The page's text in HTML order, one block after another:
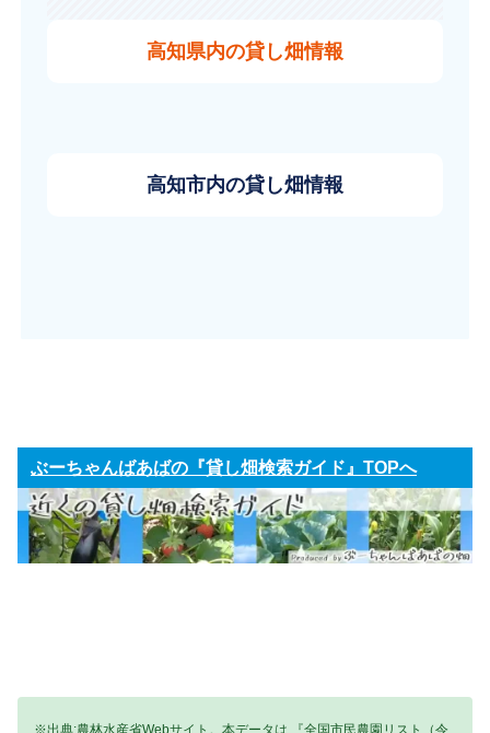
高知県内の貸し畑情報
高知市内の貸し畑情報
ぶーちゃんばあばの『貸し畑検索ガイド』TOPへ
※出典:農林水産省Webサイト。本データは 『全国市民農園リスト（令